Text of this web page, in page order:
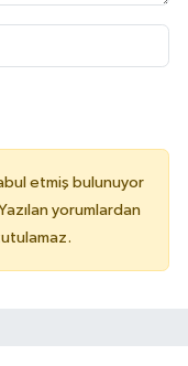
etmiş bulunuyor
yorumlardan